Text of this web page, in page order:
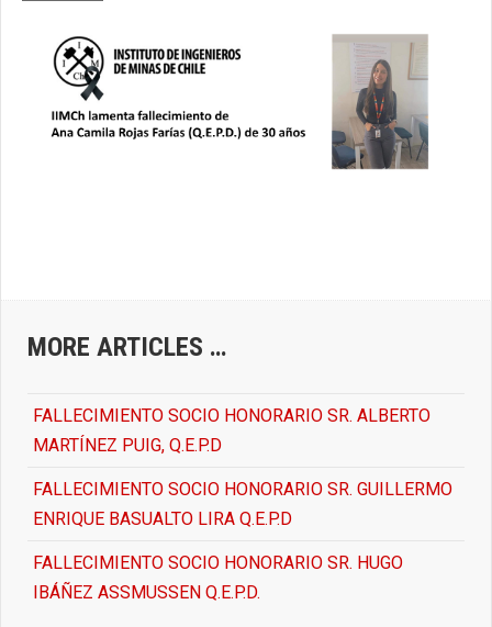
MORE ARTICLES …
FALLECIMIENTO SOCIO HONORARIO SR. ALBERTO
MARTÍNEZ PUIG, Q.E.P.D
FALLECIMIENTO SOCIO HONORARIO SR. GUILLERMO
ENRIQUE BASUALTO LIRA Q.E.P.D
FALLECIMIENTO SOCIO HONORARIO SR. HUGO
IBÁÑEZ ASSMUSSEN Q.E.P.D.